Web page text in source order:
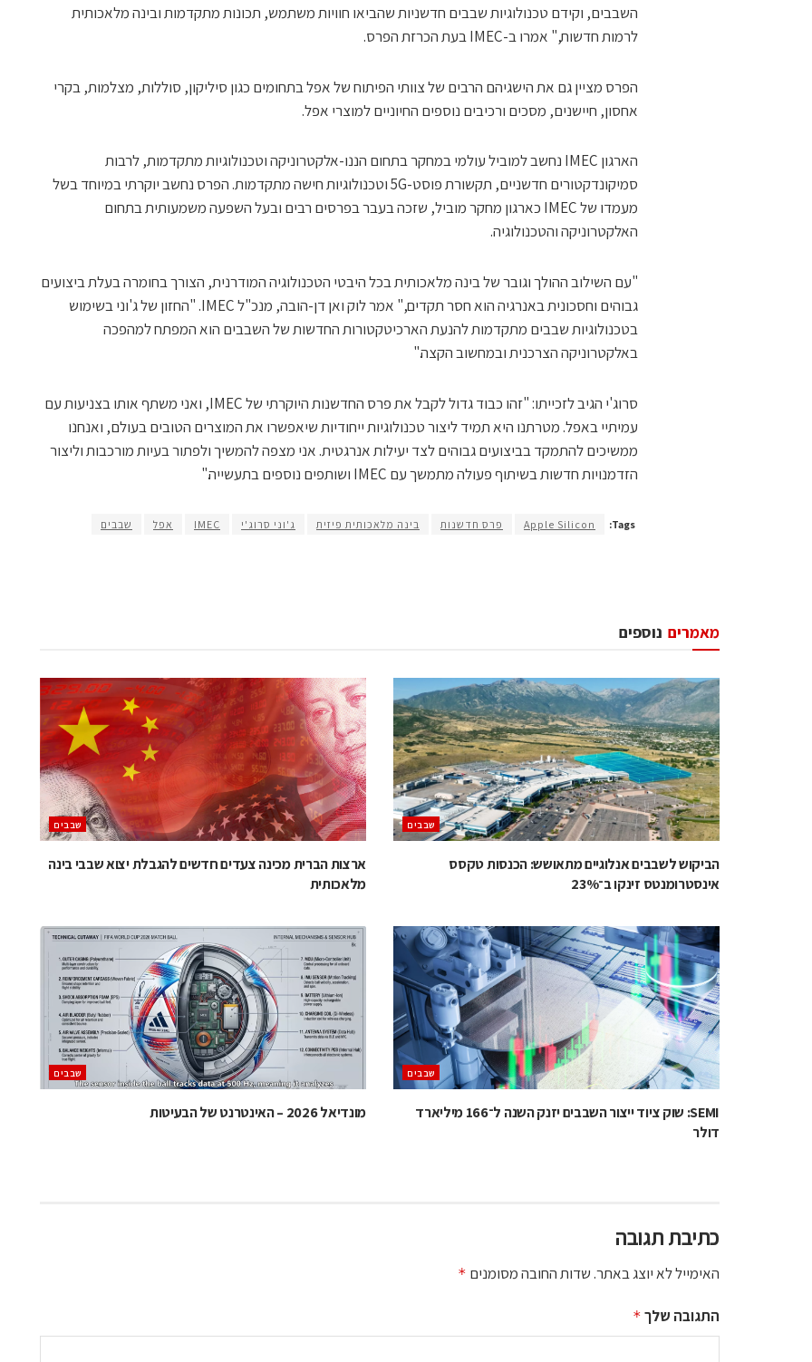
השבבים, וקידם טכנולוגיות שבבים חדשניות שהביאו חוויות משתמש, תכונות מתקדמות ובינה מלאכותית
לרמות חדשות," אמרו ב-IMEC בעת הכרזת הפרס.
הפרס מציין גם את הישגיהם הרבים של צוותי הפיתוח של אפל בתחומים כגון סיליקון, סוללות, מצלמות, בקרי
אחסון, חיישנים, מסכים ורכיבים נוספים החיוניים למוצרי אפל.
הארגון IMEC נחשב למוביל עולמי במחקר בתחום הננו-אלקטרוניקה וטכנולוגיות מתקדמות, לרבות
סמיקונדקטורים חדשניים, תקשורת פוסט-5G וטכנולוגיות חישה מתקדמות. הפרס נחשב יוקרתי במיוחד בשל
מעמדו של IMEC כארגון מחקר מוביל, שזכה בעבר בפרסים רבים ובעל השפעה משמעותית בתחום
האלקטרוניקה והטכנולוגיה.
"עם השילוב ההולך וגובר של בינה מלאכותית בכל היבטי הטכנולוגיה המודרנית, הצורך בחומרה בעלת ביצועים
גבוהים וחסכונית באנרגיה הוא חסר תקדים," אמר לוק ואן דן-הובה, מנכ"ל IMEC. "החזון של ג'וני בשימוש
בטכנולוגיות שבבים מתקדמות להנעת הארכיטקטורות החדשות של השבבים הוא המפתח למהפכה
באלקטרוניקה הצרכנית ובמחשוב הקצה."
סרוג'י הגיב לזכייתו: "זהו כבוד גדול לקבל את פרס החדשנות היוקרתי של IMEC, ואני משתף אותו בצניעות עם
עמיתיי באפל. מטרתנו היא תמיד ליצור טכנולוגיות ייחודיות שיאפשרו את המוצרים הטובים בעולם, ואנחנו
ממשיכים להתמקד בביצועים גבוהים לצד יעילות אנרגטית. אני מצפה להמשיך ולפתור בעיות מורכבות וליצור
הזדמנויות חדשות בשיתוף פעולה מתמשך עם IMEC ושותפים נוספים בתעשייה."
Tags:
Apple Silicon פרס חדשנות בינה מלאכותית פיזית ג'וני סרוג'י IMEC אפל שבבים
נוספים מאמרים
‫שבבים‬
הביקוש לשבבים אנלוגיים מתאושש: הכנסות טקסס
אינסטרומנטס זינקו ב־23%
‫שבבים‬
ארצות הברית מכינה צעדים חדשים להגבלת יצוא שבבי בינה
מלאכותית
‫שבבים‬
SEMI: שוק ציוד ייצור השבבים יזנק השנה ל־166 מיליארד
דולר
‫שבבים‬
מונדיאל 2026 – האינטרנט של הבעיטות
כתיבת תגובה
האימייל לא יוצג באתר.שדות החובה מסומנים *
התגובה שלך *